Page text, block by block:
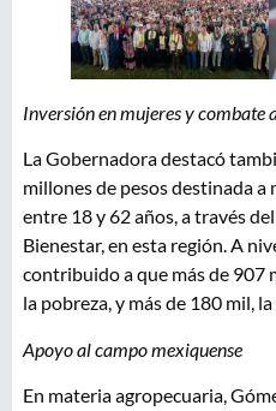
Inversión en mujeres y combate
La Gobernadora destacó
millones de pesos destinada a
entre 18 y 62 años, a través
Bienestar, en esta región. A
contribuido a que más de 907
la pobreza, y más de 180 mil,
Apoyo al campo mexiquense
En materia agropecuaria,